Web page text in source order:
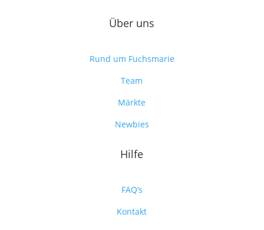
Über uns
Rund um Fuchsmarie
Team
Märkte
Newbies
Hilfe
FAQ’s
Kontakt